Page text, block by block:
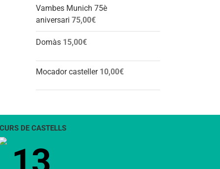
Vambes Munich 75è
aniversari 75,00€
Domàs 15,00€
Mocador casteller 10,00€
DE CASTELLS